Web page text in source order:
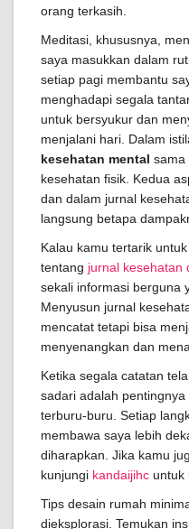
orang terkasih.
Meditasi, khususnya,
saya masukkan dalam
setiap pagi membantu
menghadapi segala
untuk bersyukur dan
menjalani hari. Dalam
kesehatan mental sama
kesehatan fisik. Kedua
dan dalam jurnal
langsung betapa
Kalau kamu tertarik
tentang jurnal kesehatan
sekali informasi berguna
Menyusun jurnal
mencatat tetapi bisa
menyenangkan dan
Ketika segala catatan
sadari adalah
terburu-buru. Setiap
membawa saya lebih
diharapkan. Jika kamu
kunjungi kandaijihc untuk
Tips desain rumah
dieksplorasi. Temukan